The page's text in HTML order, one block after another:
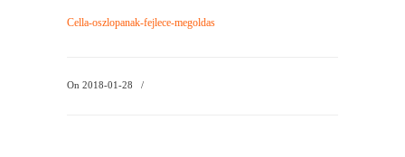
Cella-oszlopanak-fejlece-megoldas
On 2018-01-28 /